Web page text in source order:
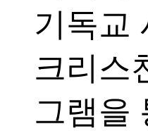
기독교
크리스
그램을